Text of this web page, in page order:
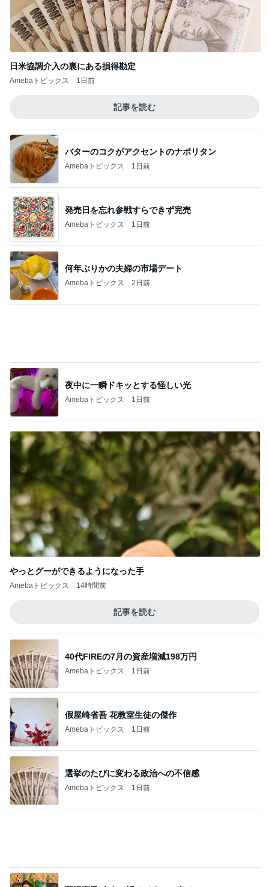
日米協調介入の裏にある損得勘定
Amebaトピックス 1日前
記事を読む
Amebaトピックス 1日前
発売日を忘れ参戦すらできず完売
Amebaトピックス 1日前
何年ぶりかの夫婦の市場デート
Amebaトピックス 2日前
夜中に一瞬ドキッとする怪しい光
Amebaトピックス 1日前
やっとグーができるようになった手
Amebaトピックス 14時間前
記事を読む
40代FIREの7月の資産増減198万円
Amebaトピックス 1日前
Amebaトピックス 1日前
選挙のたびに変わる政治への不信感
Amebaトピックス 1日前
野沢直子 会えて話せてすごい幸せ
Amebaトピックス 1日前